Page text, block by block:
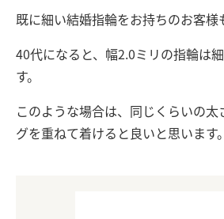
既に細い結婚指輪をお持ちのお客様
40代になると、幅2.0ミリの指輪は
す。
このような場合は、同じくらいの太
グを重ねて着けると良いと思います。